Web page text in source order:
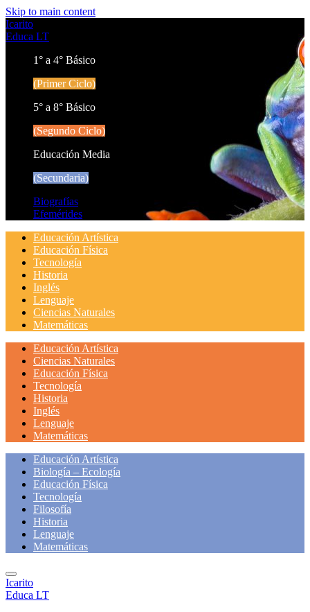
Skip to main content
Icarito
Educa LT
1° a 4° Básico
(Primer Ciclo)
5° a 8° Básico
(Segundo Ciclo)
Educación Media
(Secundaria)
Biografías
Efemérides
Educación Artística
Educación Física
Tecnología
Historia
Inglés
Lenguaje
Ciencias Naturales
Matemáticas
Educación Artística
Ciencias Naturales
Educación Física
Tecnología
Historia
Inglés
Lenguaje
Matemáticas
Educación Artística
Biología – Ecología
Educación Física
Tecnología
Filosofía
Historia
Lenguaje
Matemáticas
Icarito
Educa LT